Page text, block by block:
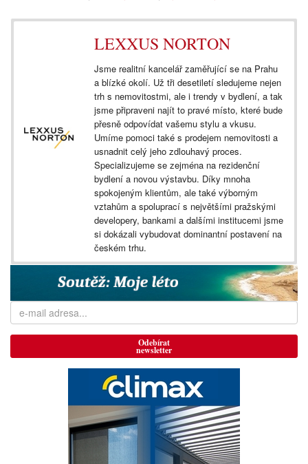
LEXXUS NORTON
Jsme realitní kancelář zaměřující se na Prahu
a blízké okolí. Už tři desetiletí sledujeme nejen
trh s nemovitostmi, ale i trendy v bydlení, a tak
jsme připraveni najít to pravé místo, které bude
přesně odpovídat vašemu stylu a vkusu.
Umíme pomoci také s prodejem nemovitosti a
usnadnit celý jeho zdlouhavý proces.
Specializujeme se zejména na rezidenční
bydlení a novou výstavbu. Díky mnoha
spokojeným klientům, ale také výborným
vztahům a spoluprací s největšími pražskými
developery, bankami a dalšími institucemi jsme
si dokázali vybudovat dominantní postavení na
českém trhu.
Odebírat
newsletter